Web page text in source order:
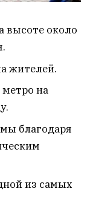
высоте около
жителей.
метро на
благодаря
из самых